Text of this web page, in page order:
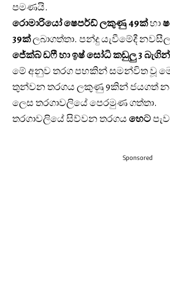
පමණයි.
රොමාරියෝ ෂෙපර්ඩ් ලකුණු 49ක්හා
39ක්ලබාගත්තා. පන්දු යැවීමේදී
ජේක්බ් ඩෆී හා ඉෂ් සෝධි කඩුලු 3 බැගින්
මේ අනුව තරග පහකින් සමන්විත වූ
තුන්වන තරගය ලකුණු 9කින් ජයගත්
ලෙස තරගාවලියේ පෙරමුණ ගත්තා.
තරගාවලියේ සිව්වන තරගයහෙට
Sponsored